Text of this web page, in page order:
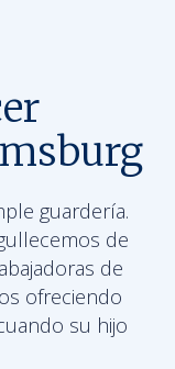
guardería.
de
de
ofreciendo
su hijo